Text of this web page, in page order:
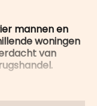
mannen en
woningen
van